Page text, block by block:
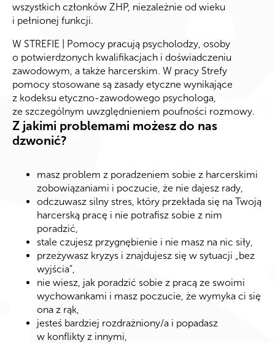
wszystkich członków ZHP, niezależnie od wieku
i pełnionej funkcji.
W STREFIE | Pomocy pracują psycholodzy, osoby
o potwierdzonych kwalifikacjach i doświadczeniu
zawodowym, a także harcerskim. W pracy Strefy
pomocy stosowane są zasady etyczne wynikające
z kodeksu etyczno-zawodowego psychologa,
ze szczególnym uwzględnieniem poufności rozmowy.
Z jakimi problemami możesz do nas
dzwonić?
masz problem z poradzeniem sobie z harcerskimi
zobowiązaniami i poczucie, że nie dajesz rady,
odczuwasz silny stres, który przekłada się na Twoją
harcerską pracę i nie potrafisz sobie z nim
poradzić,
stale czujesz przygnębienie i nie masz na nic siły,
przeżywasz kryzys i znajdujesz się w sytuacji „bez
wyjścia”,
nie wiesz, jak poradzić sobie z pracą ze swoimi
wychowankami i masz poczucie, że wymyka ci się
ona z rąk,
jesteś bardziej rozdrażniony/a i popadasz
w konflikty z innymi,